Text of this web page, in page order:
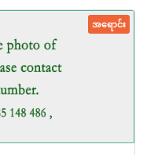
အရောင်း